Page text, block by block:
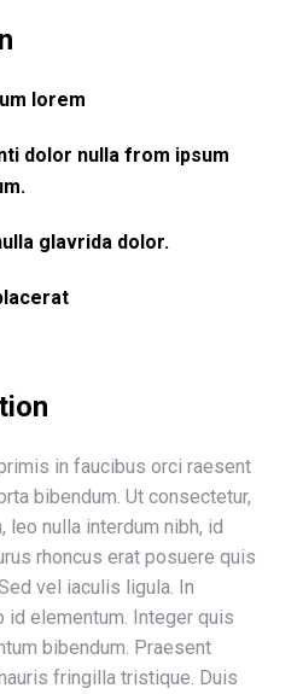
lorem
dolor nulla from ipsum
glavrida dolor.
in faucibus orci raesent
bibendum. Ut consectetur,
leo nulla interdum nibh, id
rhoncus erat posuere quis
vel iaculis ligula. In
elementum. Integer quis
bibendum. Praesent
fringilla tristique. Duis